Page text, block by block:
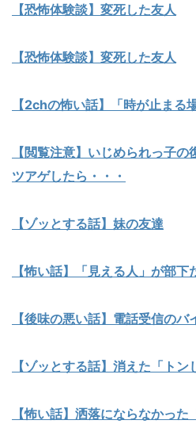
【恐怖体験談】変死した友人
【恐怖体験談】変死した友人
【2chの怖い話】「時が止ま
【閲覧注意】いじめられっ子
ツアゲしたら・・・
【ゾッとする話】妹の友達
【怖い話】「見える人」が部下
【後味の悪い話】電話受信のバ
【ゾッとする話】消えた「トン
【怖い話】洒落にならなかった